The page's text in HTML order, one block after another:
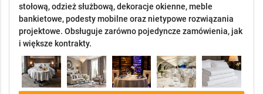
stołową, odzież służbową, dekoracje okienne, meble
bankietowe, podesty mobilne oraz nietypowe rozwiązania
projektowe. Obsługuje zarówno pojedyncze zamówienia, jak
i większe kontrakty.